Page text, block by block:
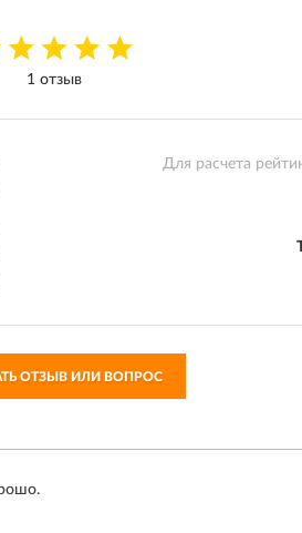
1 отзыв
Для расчета
ОТЗЫВ ИЛИ ВОПРОС